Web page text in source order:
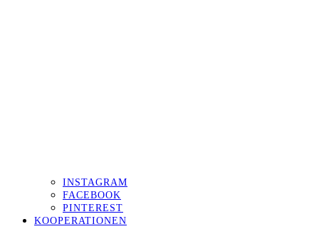
INSTAGRAM
FACEBOOK
PINTEREST
KOOPERATIONEN